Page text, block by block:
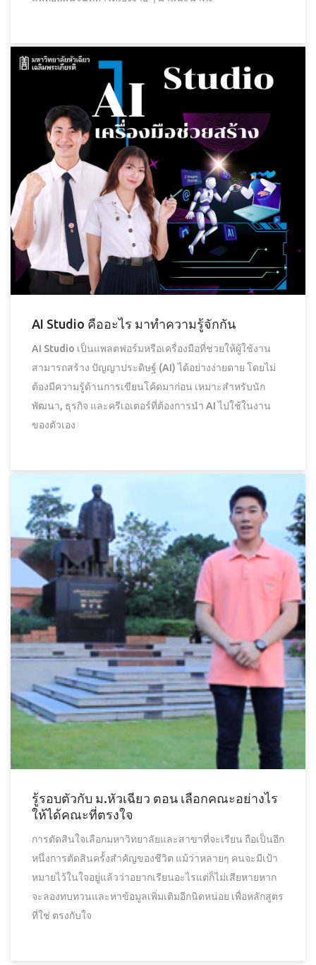
AI Studio คืออะไร มาทำความรู้จักกัน
AI Studio เป็นแพลตฟอร์มหรือเครื่องมือที่ช่วยให้ผู้ใช้งาน
สามารถสร้าง ปัญญาประดิษฐ์ (AI) ได้อย่างง่ายดาย โดยไม่
ต้องมีความรู้ด้านการเขียนโค้ดมาก่อน เหมาะสำหรับนัก
พัฒนา, ธุรกิจ และครีเอเตอร์ที่ต้องการนำ AI ไปใช้ในงาน
ของตัวเอง
รู้รอบตัวกับ ม.หัวเฉียว ตอน เลือกคณะอย่างไร
ให้ได้คณะที่ตรงใจ
การตัดสินใจเลือกมหาวิทยาลัยและสาขาที่จะเรียน ถือเป็นอีก
หนึ่งการตัดสินครั้งสำคัญของชีวิต แม้ว่าหลายๆ คนจะมีเป้า
หมายไว้ในใจอยู่แล้วว่าอยากเรียนอะไรแต่ก็ไม่เสียหายหาก
จะลองทบทวนและหาข้อมูลเพิ่มเติมอีกนิดหน่อย เพื่อหลักสูตร
ที่ใช่ ตรงกับใจ